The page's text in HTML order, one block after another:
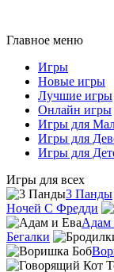
Главное меню
Игры
Новые игры
Лучшие игры
Онлайн игры
Игры для
Игры для
Игры для
Игры для всех
3 Панды
Ночей С Фредди
Адам
Бегалки